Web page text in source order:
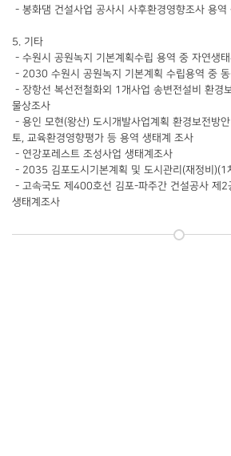
- 봉화댐 건설사업 공사시 사후환경영향조사 용역
5. 기타
- 수원시 공원녹지 기본계획수립 용역 중 자연생
- 2030 수원시 공원녹지 기본계획 수립용역 중
- 장항선 복선전철화외 1개사업 송변전설비 환경
물상조사
- 용인 모현(왕산) 도시개발사업계획 환경보전방
토, 교육환경영향평가 등 용역 생태계 조사
- 연강포레스트 조성사업 생태계조사
- 2035 김포도시기본계획 및 도시관리(재정비)(1
- 고속국도 제400호선 김포-파주간 건설공사 제2
생태계조사